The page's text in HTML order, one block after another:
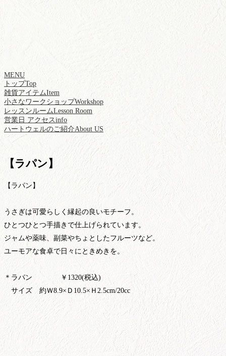
MENU
トップTop
雑貨アイテムItem
小さなワークショップWorkshop
レッスンルームLesson Room
営業日 アクセスinfo
ハートウェルのご紹介About US
【ラパン】
【ラパン】
うさぎは可愛らしく縁起の良いモチーフ。
ひとつひとつ手描きで仕上げられています。
ジャムや薬味、副菜やちょとしたフルーツなど。
ユーモアな食卓で日々にときめきを。
＊ラパン ￥1320(税込)
サイズ 約Ｗ8.9×Ｄ10.5×Ｈ2.5cm/20cc